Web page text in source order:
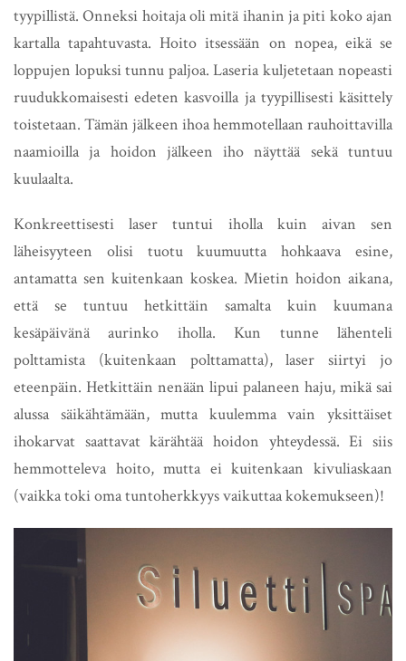
tyypillistä. Onneksi hoitaja oli mitä ihanin ja piti koko ajan
kartalla tapahtuvasta. Hoito itsessään on nopea, eikä se
loppujen lopuksi tunnu paljoa. Laseria kuljetetaan nopeasti
ruudukkomaisesti edeten kasvoilla ja tyypillisesti käsittely
toistetaan. Tämän jälkeen ihoa hemmotellaan rauhoittavilla
naamioilla ja hoidon jälkeen iho näyttää sekä tuntuu
kuulaalta.
Konkreettisesti laser tuntui iholla kuin aivan sen
läheisyyteen olisi tuotu kuumuutta hohkaava esine,
antamatta sen kuitenkaan koskea. Mietin hoidon aikana,
että se tuntuu hetkittäin samalta kuin kuumana
kesäpäivänä aurinko iholla. Kun tunne lähenteli
polttamista (kuitenkaan polttamatta), laser siirtyi jo
eteenpäin. Hetkittäin nenään lipui palaneen haju, mikä sai
alussa säikähtämään, mutta kuulemma vain yksittäiset
ihokarvat saattavat kärähtää hoidon yhteydessä. Ei siis
hemmotteleva hoito, mutta ei kuitenkaan kivuliaskaan
(vaikka toki oma tuntoherkkyys vaikuttaa kokemukseen)!